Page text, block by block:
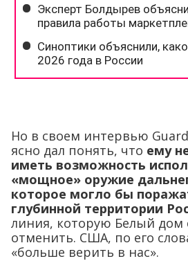
Но в своем интервью
ясно дал понять, что ему
иметь возможность
«мощное» оружие
которое могло бы
глубинной территории
линия, которую Белый дом
отменить. США, по его
«больше верить в нас».